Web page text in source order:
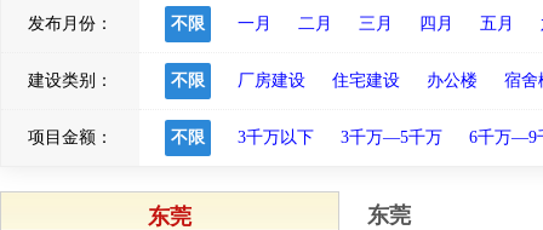
发布月份： 不限 一月 二月 三月 四月 五月
建设类别： 不限 厂房建设 住宅建设 办公楼 宿舍
项目金额： 不限 3千万以下 3千万—5千万 6千万—9
东莞 东莞